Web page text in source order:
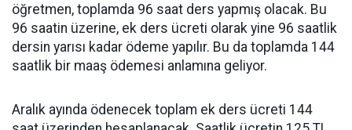
öğretmen, toplamda 96 saat ders yapmış olacak. Bu
96 saatin üzerine, ek ders ücreti olarak yine 96 saatlik
dersin yarısı kadar ödeme yapılır. Bu da toplamda 144
saatlik bir maaş ödemesi anlamına geliyor.
Aralık ayında ödenecek toplam ek ders ücreti 144